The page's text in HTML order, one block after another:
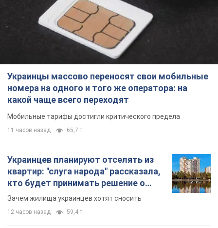
Украинцы массово переносят свои мобильные
номера на одного и того же оператора: на
какой чаще всего переходят
Мобильные тарифы достигли критического предела
11 часов назад 65,7 т.
Украинцев планируют отселять из
квартир: "слуга народа" рассказала,
кто будет принимать решение о
сносе домов
Зачем жилища украинцев хотят сносить
12 часов назад 59,4 т.